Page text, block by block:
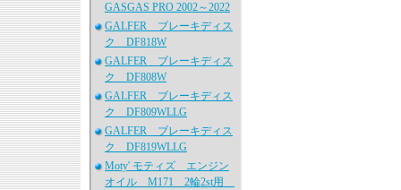
GASGAS PRO 2002～2022
GALFER ブレーキディス
ク DF818W
GALFER ブレーキディス
ク DF808W
GALFER ブレーキディス
ク DF809WLLG
GALFER ブレーキディス
ク DF819WLLG
Moty' モティズ エンジン
オイル M171 2輪2st用